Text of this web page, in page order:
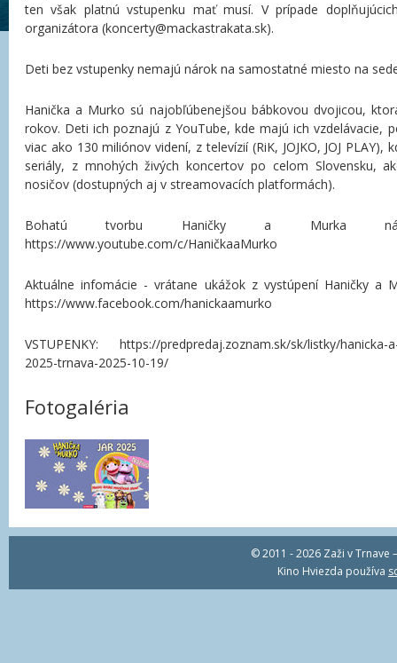
ten však platnú vstupenku mať musí. V prípade
organizátora (koncerty@mackastrakata.sk).
Deti bez vstupenky nemajú nárok na samostatné miesto na
Hanička a Murko sú najobľúbenejšou bábkovou dvojicou,
rokov. Deti ich poznajú z YouTube, kde majú ich vzdelávacie,
viac ako 130 miliónov videní, z televízií (RiK, JOJKO, JOJ
seriály, z mnohých živých koncertov po celom Slovensku,
nosičov (dostupných aj v streamovacích platformách).
Bohatú tvorbu Haničky a Murka
https://www.youtube.com/c/HaničkaaMurko
Aktuálne infomácie - vrátane ukážok z vystúpení Haničky a
https://www.facebook.com/hanickaamurko
VSTUPENKY: https://predpredaj.zoznam.sk/sk/listky/hanicka-
2025-trnava-2025-10-19/
Fotogaléria
© 2011 - 2026 Zaži v Trnave
Kino Hviezda používa